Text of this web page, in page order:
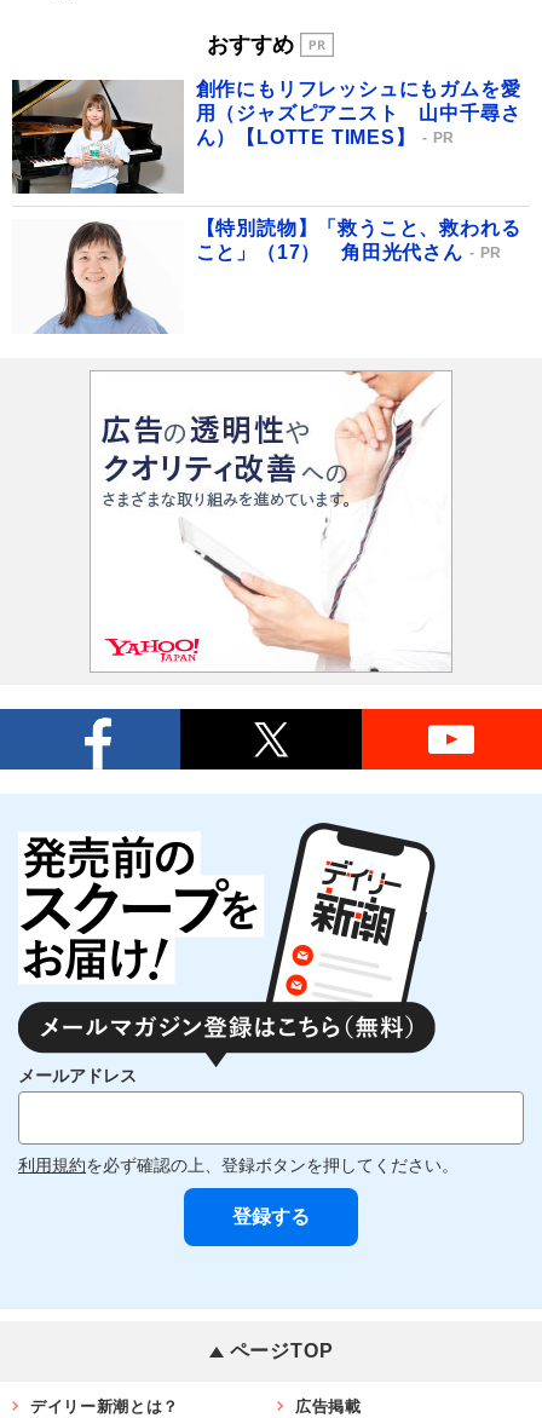
おすすめ
創作にもリフレッシュにもガムを愛
用（ジャズピアニスト 山中千尋さ
ん）【LOTTE TIMES】
PR
【特別読物】「救うこと、救われる
こと」（17） 角田光代さん
PR
メールアドレス
利用規約を必ず確認の上、登録ボタンを押してください。
ページTOP
デイリー新潮とは？ 広告掲載